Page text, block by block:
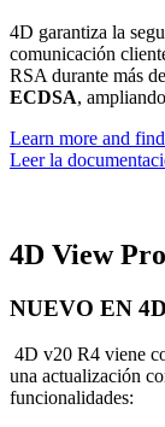
4D garantiza la
comunicación
RSA durante más
ECDSA,
Learn more and
Leer la
4D View Pro
NUEVO EN
4D v20 R4 viene
una actualización
funcionalidades: